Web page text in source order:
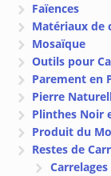
Faïences
Matériaux de
Mosaïque
Outils pour
Parement en
Pierre
Plinthes Noir
Produit du
Restes de
Carrelages